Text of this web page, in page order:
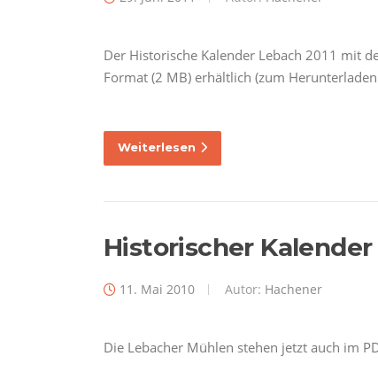
Der Historische Kalender Lebach 2011 mit
Format (2 MB) erhältlich (zum
Weiterlesen
Historischer Kalender
11. Mai 2010 Autor: Hachener
Die Lebacher Mühlen stehen jetzt auch im